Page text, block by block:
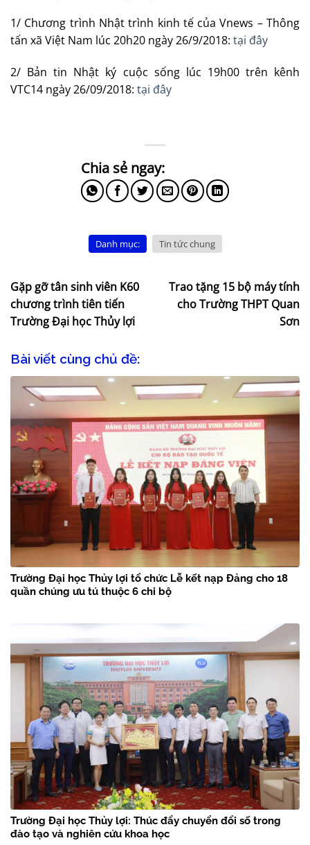
1/ Chương trình Nhật trình kinh tế của Vnews – Thông
tấn xã Việt Nam lúc 20h20 ngày 26/9/2018: tại đây
2/ Bản tin Nhật ký cuộc sống lúc 19h00 trên kênh
VTC14 ngày 26/09/2018: tại đây
Danh mục: Tin tức chung
Gặp gỡ tân sinh viên K60
chương trình tiên tiến
Trường Đại học Thủy lợi
Trao tặng 15 bộ máy tính
cho Trường THPT Quan
Sơn
Bài viết cùng chủ đề:
Trường Đại học Thủy lợi tổ chức Lễ kết nạp Đảng cho 18
quần chúng ưu tú thuộc 6 chi bộ
Trường Đại học Thủy lợi: Thúc đẩy chuyển đổi số trong
đào tạo và nghiên cứu khoa học